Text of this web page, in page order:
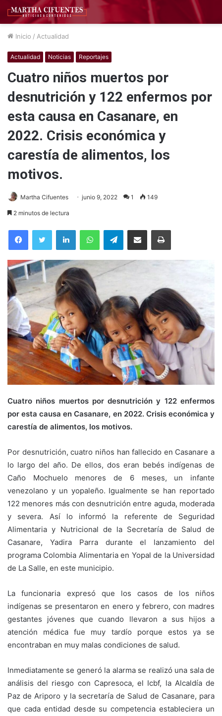
Inicio / Actualidad
Actualidad Noticias Reportajes
Cuatro niños muertos por
desnutrición y 122 enfermos por
esta causa en Casanare, en
2022. Crisis económica y
carestía de alimentos, los
motivos.
Martha Cifuentes junio 9, 2022 1 149
2 minutos de lectura
FacebookTwitter LinkedInWhatsAppTelegramCompartir por correo electrónicoImprimir
Cuatro niños muertos por desnutrición y 122 enfermos
por esta causa en Casanare, en 2022. Crisis económica y
carestía de alimentos, los motivos.
Por desnutrición, cuatro niños han fallecido en Casanare a
lo largo del año. De ellos, dos eran bebés indígenas de
Caño Mochuelo menores de 6 meses, un infante
venezolano y un yopaleño. Igualmente se han reportado
122 menores más con desnutrición entre aguda, moderada
y severa. Así lo informó la referente de Seguridad
Alimentaria y Nutricional de la Secretaría de Salud de
Casanare, Yadira Parra durante el lanzamiento del
programa Colombia Alimentaria en Yopal de la Universidad
de La Salle, en este municipio.
La funcionaria expresó que los casos de los niños
indígenas se presentaron en enero y febrero, con madres
gestantes jóvenes que cuando llevaron a sus hijos a
atención médica fue muy tardío porque estos ya se
encontraban en muy malas condiciones de salud.
Inmediatamente se generó la alarma se realizó una sala de
análisis del riesgo con Capresoca, el Icbf, la Alcaldía de
Paz de Ariporo y la secretaría de Salud de Casanare, para
que cada entidad desde su competencia estableciera un